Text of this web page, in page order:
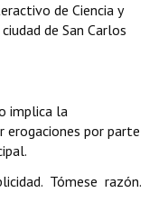
de Ciencia y
de San Carlos
implica la
por parte
Tómese razón.